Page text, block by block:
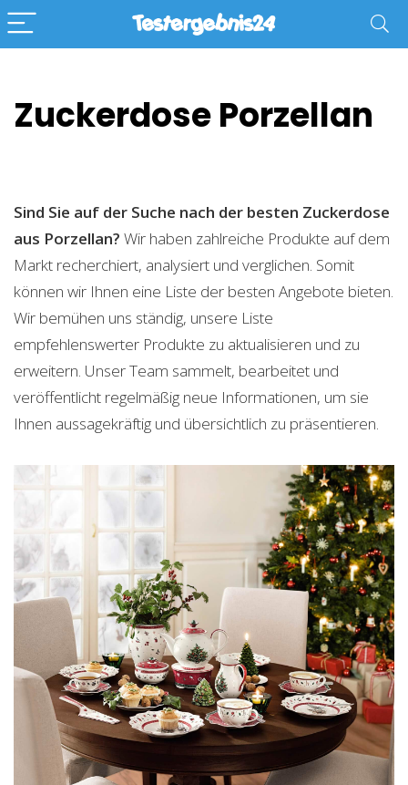
Zuckerdose Porzellan
Sind Sie auf der Suche nach der besten Zuckerdose
aus Porzellan? Wir haben zahlreiche Produkte auf dem
Markt recherchiert, analysiert und verglichen. Somit
können wir Ihnen eine Liste der besten Angebote bieten.
Wir bemühen uns ständig, unsere Liste
empfehlenswerter Produkte zu aktualisieren und zu
erweitern. Unser Team sammelt, bearbeitet und
veröffentlicht regelmäßig neue Informationen, um sie
Ihnen aussagekräftig und übersichtlich zu präsentieren.